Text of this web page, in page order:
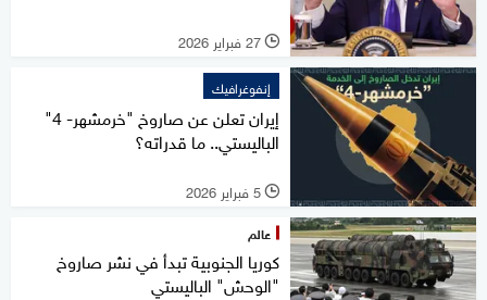
l 27 فبراير 2026
إنفوغرافيك
إيران تعلن عن صاروخ "خرمشهر- 4"
الباليستي.. ما قدراته؟
l 5 فبراير 2026
عالم
كوريا الجنوبية تبدأ في نشر صاروخ
"الوحش" الباليستي